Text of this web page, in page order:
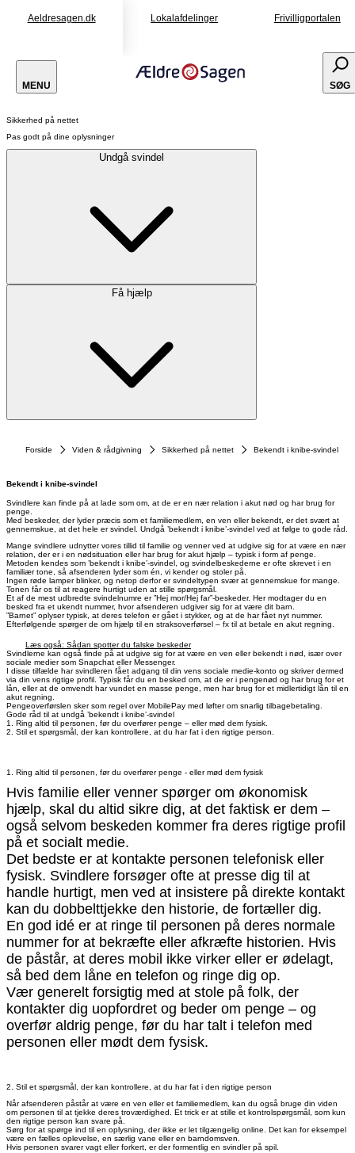
Aeldresagen.dk Lokalafdelinger Frivilligportalen
MENU SØG
Sikkerhed på nettet
Pas godt på dine oplysninger
Undgå svindel
Få hjælp
Forside Viden & rådgivning Sikkerhed på nettet Bekendt i knibe-svindel
Bekendt i knibe-svindel
Svindlere kan finde på at lade som om, at de er en nær relation i akut nød og har brug for
penge.
Med beskeder, der lyder præcis som et familiemedlem, en ven eller bekendt, er det svært at
gennemskue, at det hele er svindel. Undgå ’bekendt i knibe’-svindel ved at følge to gode råd.
Mange svindlere udnytter vores tillid til familie og venner ved at udgive sig for at være en nær
relation, der er i en nødsituation eller har brug for akut hjælp – typisk i form af penge.
Metoden kendes som ’bekendt i knibe’-svindel, og svindelbeskederne er ofte skrevet i en
familiær tone, så afsenderen lyder som én, vi kender og stoler på.
Ingen røde lamper blinker, og netop derfor er svindeltypen svær at gennemskue for mange.
Tonen får os til at reagere hurtigt uden at stille spørgsmål.
Et af de mest udbredte svindelnumre er ”Hej mor/Hej far”-beskeder. Her modtager du en
besked fra et ukendt nummer, hvor afsenderen udgiver sig for at være dit barn.
”Barnet” oplyser typisk, at deres telefon er gået i stykker, og at de har fået nyt nummer.
Efterfølgende spørger de om hjælp til en straksoverførsel – fx til at betale en akut regning.
Læs også: Sådan spotter du falske beskeder
Svindlerne kan også finde på at udgive sig for at være en ven eller bekendt i nød, især over
sociale medier som Snapchat eller Messenger.
I disse tilfælde har svindleren fået adgang til din vens sociale medie-konto og skriver dermed
via din vens rigtige profil. Typisk får du en besked om, at de er i pengenød og har brug for et
lån, eller at de omvendt har vundet en masse penge, men har brug for et midlertidigt lån til en
akut regning.
Pengeoverførslen sker som regel over MobilePay med løfter om snarlig tilbagebetaling.
Gode råd til at undgå ’bekendt i knibe’-svindel
1. Ring altid til personen, før du overfører penge – eller mød dem fysisk.
2. Stil et spørgsmål, der kan kontrollere, at du har fat i den rigtige person.
1. Ring altid til personen, før du overfører penge - eller mød dem fysisk
Hvis familie eller venner spørger om økonomisk
hjælp, skal du altid sikre dig, at det faktisk er dem –
også selvom beskeden kommer fra deres rigtige profil
på et socialt medie.
Det bedste er at kontakte personen telefonisk eller
fysisk. Svindlere forsøger ofte at presse dig til at
handle hurtigt, men ved at insistere på direkte kontakt
kan du dobbelttjekke den historie, de fortæller dig.
En god idé er at ringe til personen på deres normale
nummer for at bekræfte eller afkræfte historien. Hvis
de påstår, at deres mobil ikke virker eller er ødelagt,
så bed dem låne en telefon og ringe dig op.
Vær generelt forsigtig med at stole på folk, der
kontakter dig uopfordret og beder om penge – og
overfør aldrig penge, før du har talt i telefon med
personen eller mødt dem fysisk.
2. Stil et spørgsmål, der kan kontrollere, at du har fat i den rigtige person
Når afsenderen påstår at være en ven eller et familiemedlem, kan du også bruge din viden
om personen til at tjekke deres troværdighed. Et trick er at stille et kontrolspørgsmål, som kun
den rigtige person kan svare på.
Sørg for at spørge ind til en oplysning, der ikke er let tilgængelig online. Det kan for eksempel
være en fælles oplevelse, en særlig vane eller en barndomsven.
Hvis personen svarer vagt eller forkert, er der formentlig en svindler på spil.